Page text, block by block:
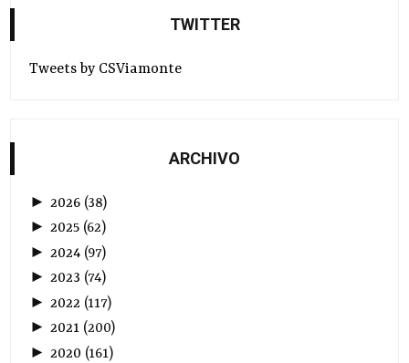
TWITTER
Tweets by CSViamonte
ARCHIVO
► 2026 (38)
►2025 (62)
► 2024 (97)
►2023 (74)
► 2022 (117)
►2021 (200)
► 2020 (161)